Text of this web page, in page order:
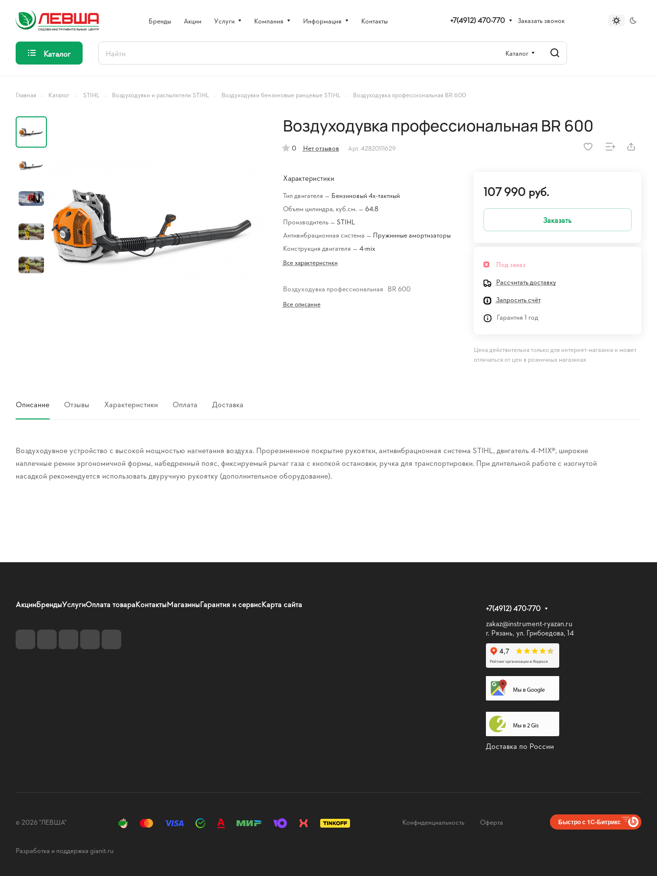
Бренды Акции Услуги Компания Информация Контакты +7(4912) 470-770 Заказать звонок
Каталог Каталог
Главная – Каталог – STIHL – Воздуходувки и распылители STIHL – Воздуходувки бензиновые ранцевые STIHL – Воздуходувка профессиональная ВR 600
Воздуходувка профессиональная ВR 600
0 Нет отзывов Арт. 42820111629
Характеристики
Тип двигателя — Бензиновый 4х-тактный
Объем цилиндра, куб.см. — 64.8
Производитель — STIHL
Антивибрационная система — Пружинные амортизаторы
Конструкция двигателя — 4-mix
Все характеристики
Воздуходувка профессиональная ВR 600
Все описание
107 990 руб.
Заказать
Под заказ
Рассчитать доставку
Запросить счёт
Гарантия 1 год
Цена действительна только для интернет-магазина и может
отличаться от цен в розничных магазинах
Описание Отзывы Характеристики Оплата Доставка
Воздуходувное устройство с высокой мощностью нагнетания воздуха. Прорезиненное покрытие рукоятки, антивибрационная система STIHL, двигатель 4-MIX®, широкие
наплечные ремни эргономичной формы, набедренный пояс, фиксируемый рычаг газа с кнопкой остановки, ручка для транспортировки. При длительной работе с изогнутой
насадкой рекомендуется использовать двуручную рукоятку (дополнительное оборудование).
АкцииБрендыУслугиОплата товараКонтактыМагазиныГарантия и сервисКарта сайта
+7(4912) 470-770
zakaz@instrument-ryazan.ru
г. Рязань, ул. Грибоедова, 14
Доставка по России
© 2026 "ЛЕВША" Конфиденциальность Оферта Быстро с 1С-Битрикс
Разработка и поддержка gianit.ru